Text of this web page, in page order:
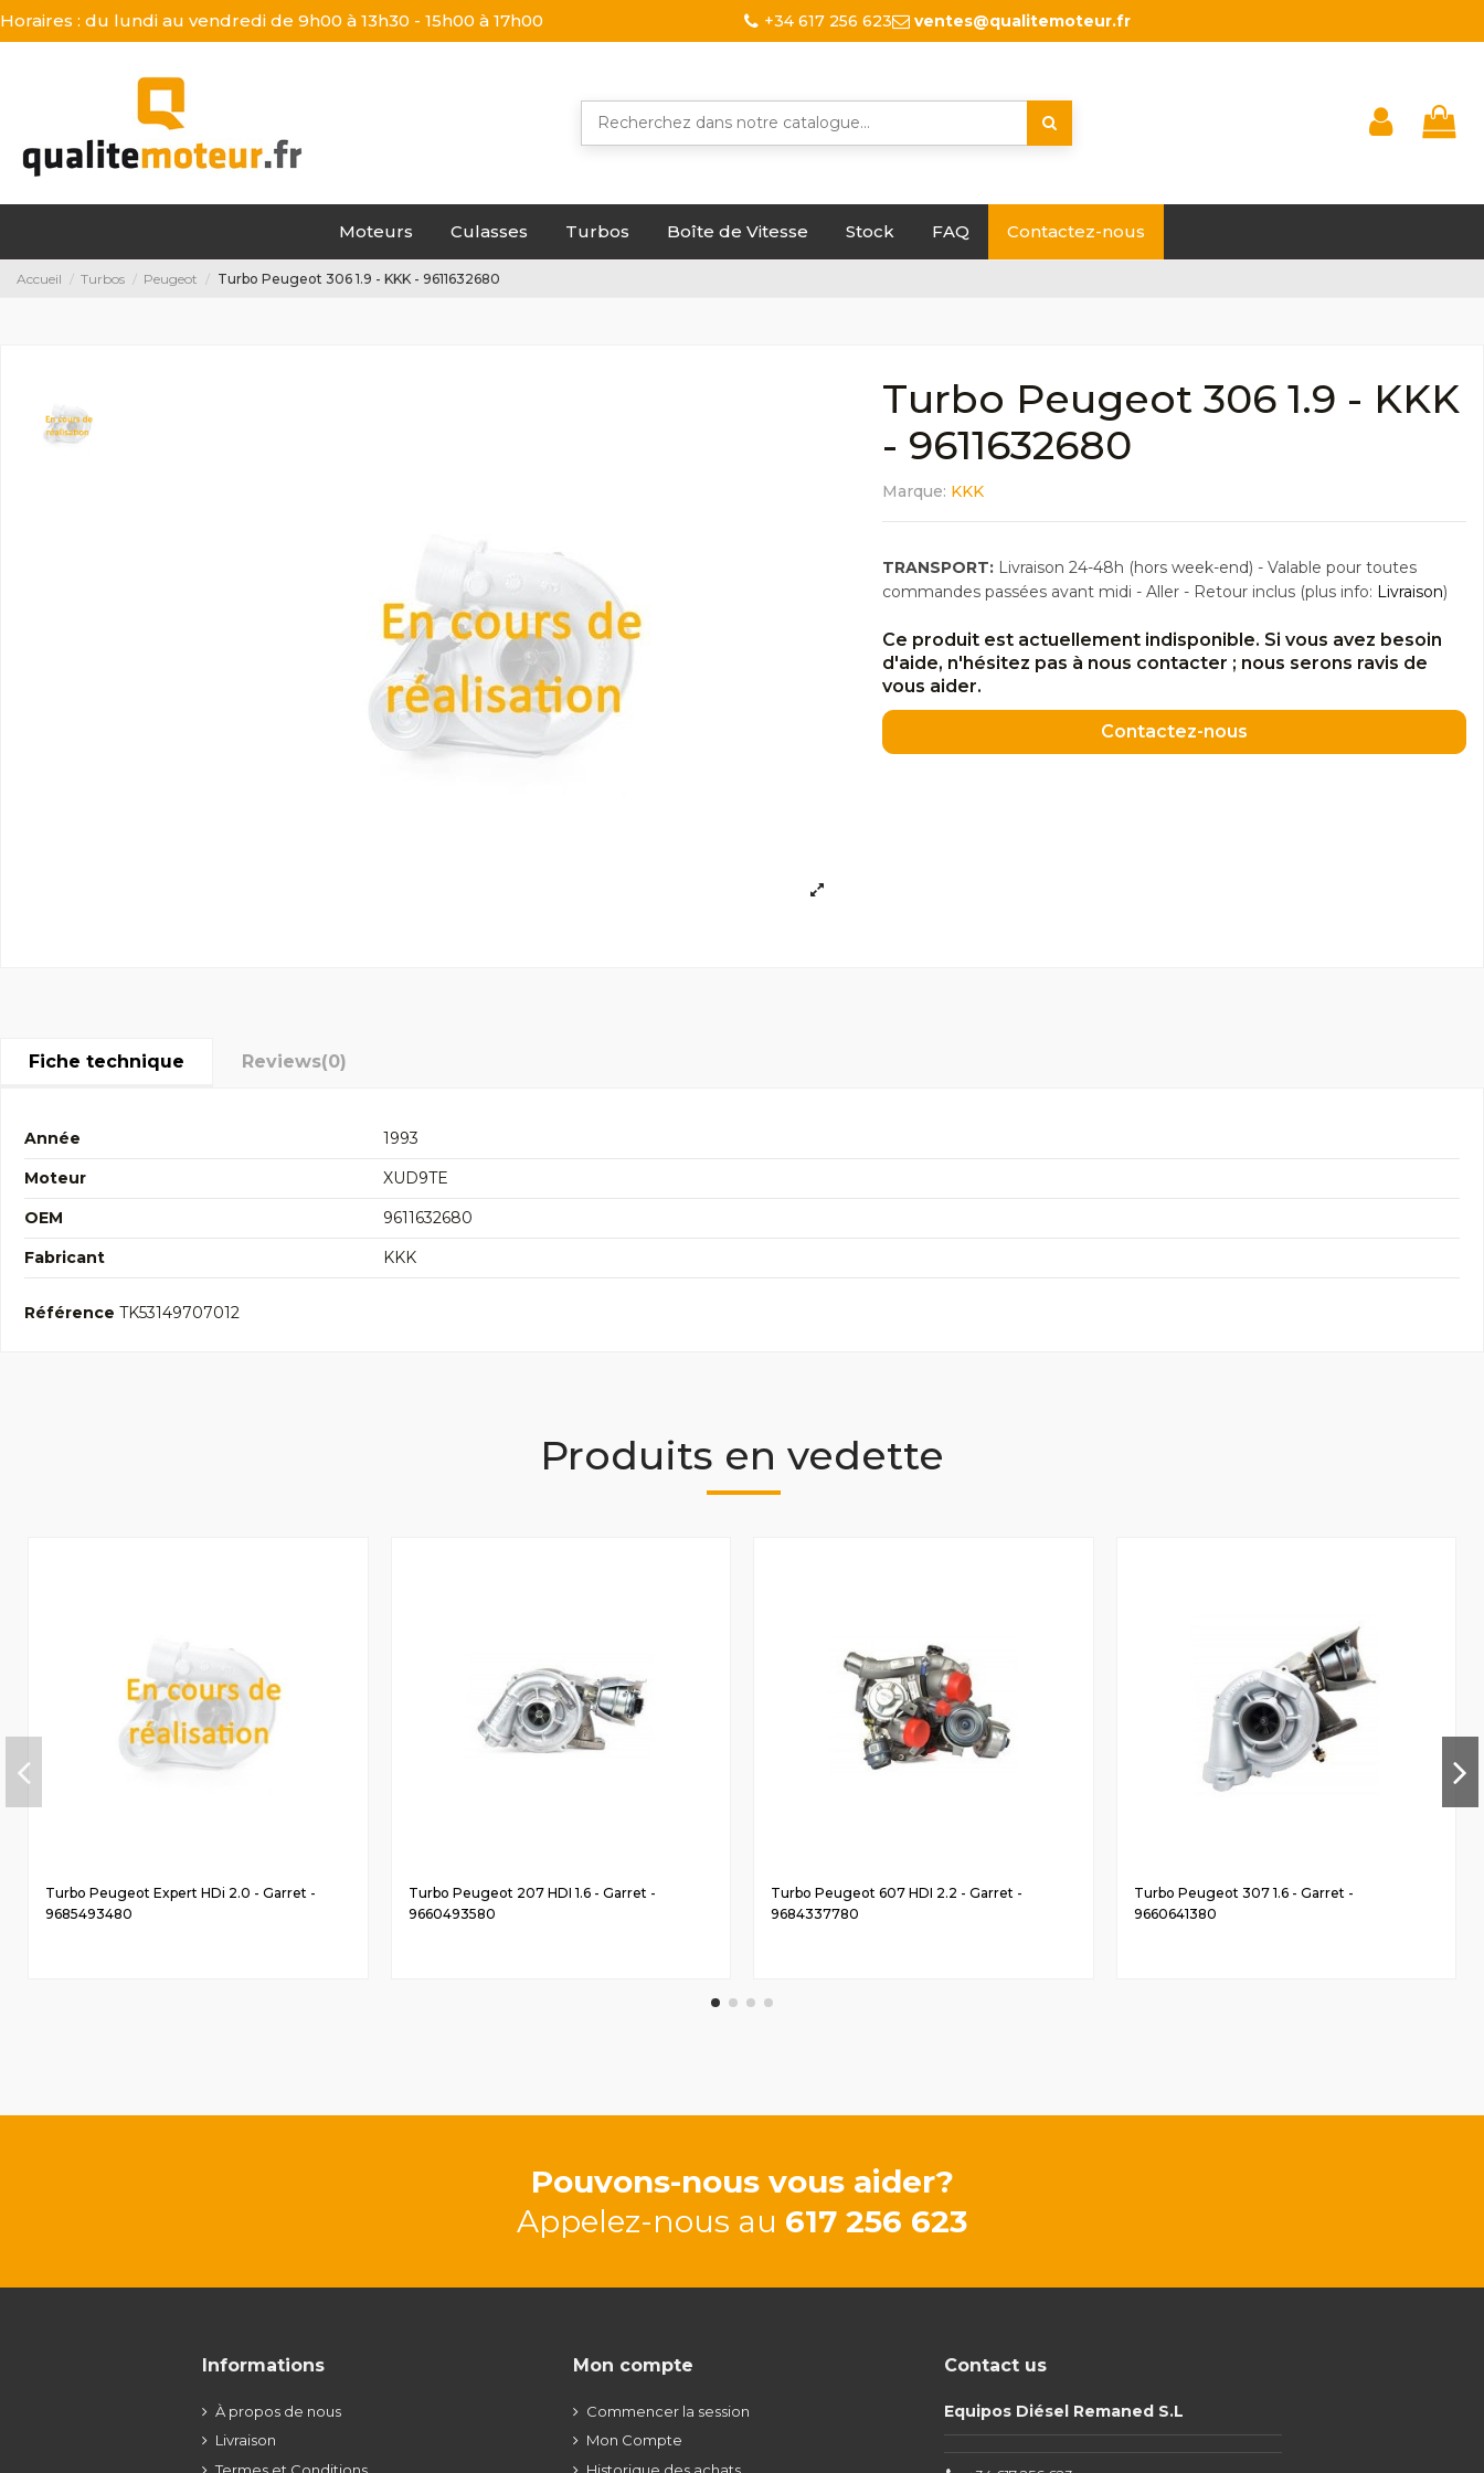
Horaires : du lundi au vendredi de 9h00 à 13h30 - 15h00 à 17h00 +34 617 256 623 ventes@qualitemoteur.fr
Moteurs Culasses Turbos Boîte de Vitesse Stock FAQ Contactez-nous
Accueil Turbos Peugeot Turbo Peugeot 306 1.9 - KKK - 9611632680
Turbo Peugeot 306 1.9 - KKK
- 9611632680
Marque: KKK
TRANSPORT: Livraison 24-48h (hors week-end) - Valable pour toutes
commandes passées avant midi - Aller - Retour inclus (plus info: Livraison)
Ce produit est actuellement indisponible. Si vous avez besoin
d'aide, n'hésitez pas à nous contacter ; nous serons ravis de
vous aider.
Contactez-nous
Fiche technique Reviews(0)
Année
1993
Moteur
XUD9TE
OEM
9611632680
Fabricant
KKK
Référence TK53149707012
Produits en vedette
Turbo Peugeot Expert HDi 2.0 - Garret -
9685493480
Turbo Peugeot 207 HDI 1.6 - Garret -
9660493580
Turbo Peugeot 607 HDI 2.2 - Garret -
9684337780
Turbo Peugeot 307 1.6 - Garret -
9660641380
Pouvons-nous vous aider?
Appelez-nous au 617 256 623
Informations
À propos de nous
Livraison
Mon compte
Commencer la session
Mon Compte
Contact us
Equipos Diésel Remaned S.L